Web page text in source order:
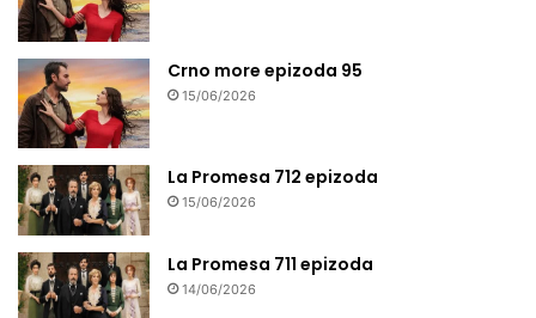
Crno more epizoda 95
15/06/2026
La Promesa 712 epizoda
15/06/2026
La Promesa 711 epizoda
14/06/2026